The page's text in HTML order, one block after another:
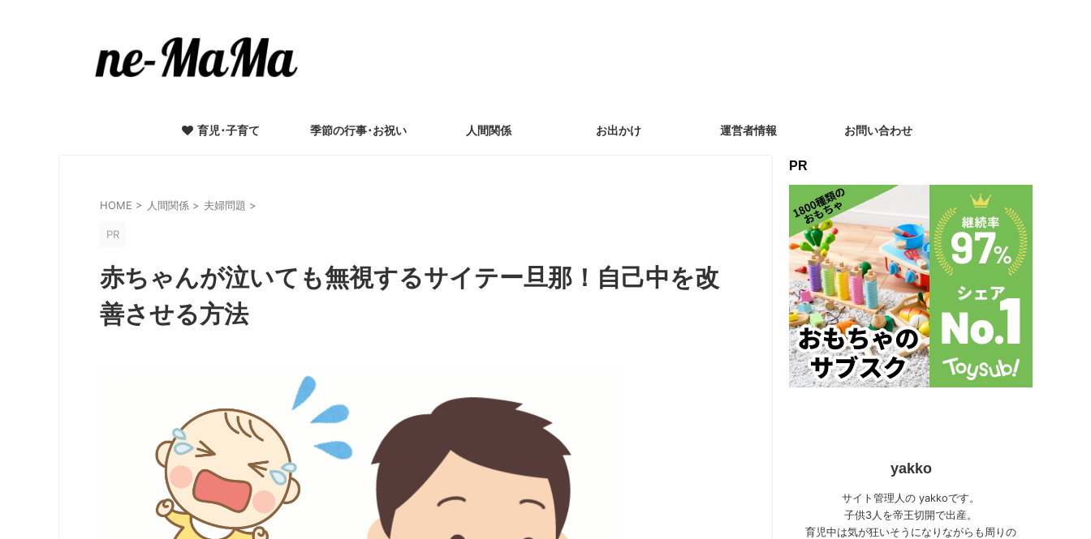
育児･子育て 季節の行事･お祝い 人間関係 お出かけ 運営者情報 お問い合わせ
HOME > 人間関係 > 夫婦問題 >
PR
赤ちゃんが泣いても無視するサイテー旦那！自己中を改
善させる方法
PR
yakko
サイト管理人の yakkoです。
子供3人を帝王切開で出産。
育児中は気が狂いそうになりながらも周りの